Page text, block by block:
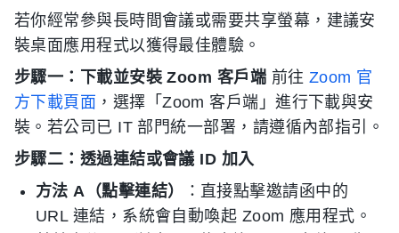
若你經常參與長時間會議或需要共享螢幕，建議安
裝桌面應用程式以獲得最佳體驗。
步驟一：下載並安裝 Zoom 客戶端 前往 Zoom 官
方下載頁面 ，選擇「Zoom 客戶端」進行下載與安
裝。若公司已 IT 部門統一部署，請遵循內部指引。
步驟二：透過連結或會議 ID 加入
方法 A（點擊連結）
：直接點擊邀請函中的
URL 連結，系統會自動喚起 Zoom 應用程式。